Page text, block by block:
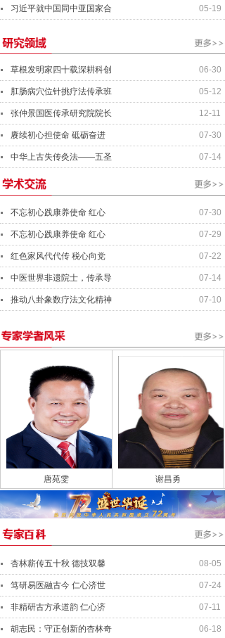
05-19
习近平就中国同中亚国家合
06-30
草根发明家四十载深耕科创
05-12
肛肠病穴位针挑疗法传承班
12-11
张仲景国医传承研究院院长
07-30
赓续初心担使命 砥砺奋进
07-14
中华上古失传灸法——五圣
07-30
不忘初心践康养使命 红心
07-29
不忘初心践康养使命 红心
07-22
红色家风代代传 税心向党
07-14
中医世界非遗院士，传承导
07-10
推动八卦象数疗法文化精神
唐苑雯 谢昌勇
08-05
杏林薪传五十秋 德技双馨
07-24
笃研易医融古今 仁心济世
07-11
非精研古方承道韵 仁心济
06-18
胡志民：守正创新的杏林奇